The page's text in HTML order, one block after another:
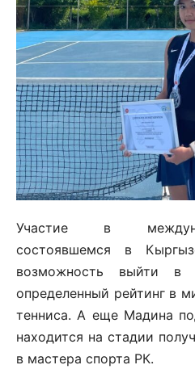
Участие в
состоявшемся в
возможность выйти в
определенный рейтинг в
тенниса. А еще Мадина
находится на стадии
в мастера спорта РК.